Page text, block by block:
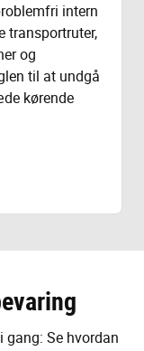
intern
transportruter,
og
til at undgå
kørende
Se hvordan